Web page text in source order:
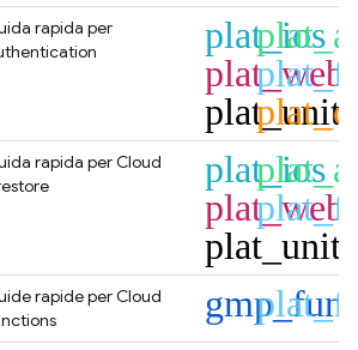
rapida per
plat_ios
plat_web
rapida perCloud
plat_ios
plat_web
rapide perCloud